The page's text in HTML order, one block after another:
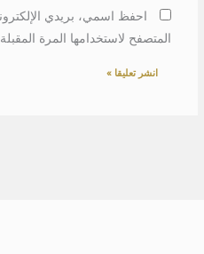
احفظ اسمي، بريدي
المتصفح لاستخدامها المرة